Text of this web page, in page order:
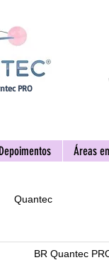
PRO
Depoimentos Áreas
Quantec
BR Quantec